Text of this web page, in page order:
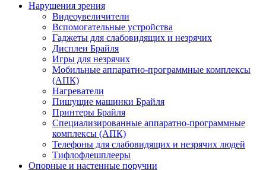
Нарушения зрения
Видеоувеличители
Вспомогательные устройства
Гаджеты для слабовидящих и незрячих
Дисплеи Брайля
Игры для незрячих
Мобильные аппаратно-программные комплексы
(АПК)
Нагреватели
Пишущие машинки Брайля
Принтеры Брайля
Специализированные аппаратно-программные
комплексы (АПК)
Телефоны для слабовидящих и незрячих людей
Тифлофлешплееры
Опорные и настенные поручни